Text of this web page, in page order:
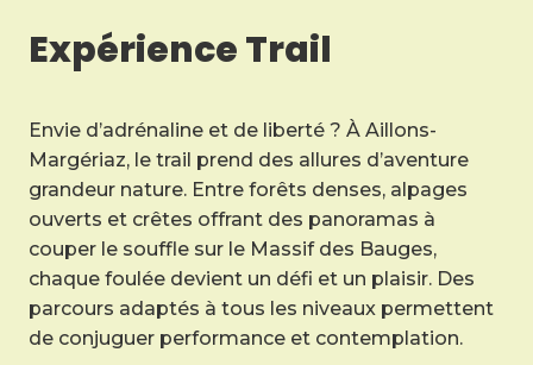
Expérience Trail
Envie d’adrénaline et de liberté ? À Aillons-
Margériaz, le trail prend des allures d’aventure
grandeur nature. Entre forêts denses, alpages
ouverts et crêtes offrant des panoramas à
couper le souffle sur le Massif des Bauges,
chaque foulée devient un défi et un plaisir. Des
parcours adaptés à tous les niveaux permettent
de conjuguer performance et contemplation.